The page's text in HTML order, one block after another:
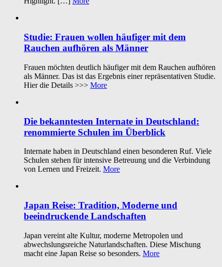
Studie: Frauen wollen häufiger mit dem
Rauchen aufhören als Männer
Frauen möchten deutlich häufiger mit dem Rauchen aufhören
als Männer. Das ist das Ergebnis einer repräsentativen Studie.
Hier die Details >>> More
Die bekanntesten Internate in Deutschland:
renommierte Schulen im Überblick
Internate haben in Deutschland einen besonderen Ruf. Viele
Schulen stehen für intensive Betreuung und die Verbindung
von Lernen und Freizeit. More
Japan Reise: Tradition, Moderne und
beeindruckende Landschaften
Japan vereint alte Kultur, moderne Metropolen und
abwechslungsreiche Naturlandschaften. Diese Mischung
macht eine Japan Reise so besonders. More